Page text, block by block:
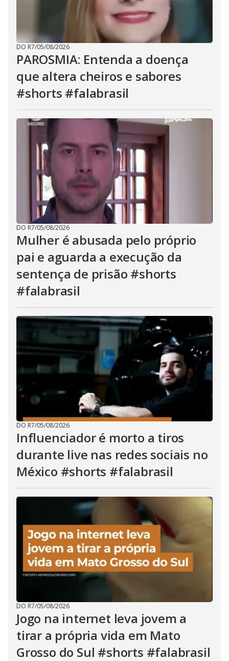
DO R7/05/08/2026
PAROSMIA: Entenda a doença
que altera cheiros e sabores
#shorts #falabrasil
DO R7/05/08/2026
Mulher é abusada pelo próprio
pai e aguarda a execução da
sentença de prisão #shorts
#falabrasil
DO R7/05/08/2026
Influenciador é morto a tiros
durante live nas redes sociais no
México #shorts #falabrasil
DO R7/05/08/2026
Jogo na internet leva jovem a
tirar a própria vida em Mato
Grosso do Sul #shorts #falabrasil